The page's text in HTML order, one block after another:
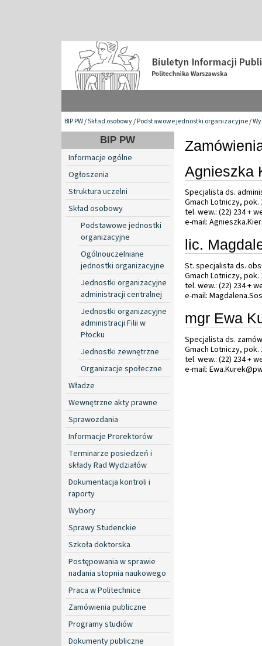
BIP PW/Skład osobowy/Podstawowe jednostki organizacyjne/
BIP PW
Informacje ogólne
Ogłoszenia
Struktura uczelni
Skład osobowy
Podstawowe jednostki
organizacyjne
Ogólnouczelniane
jednostki organizacyjne
Jednostki organizacyjne
administracji centralnej
Jednostki organizacyjne
administracji Filii w
Płocku
Jednostki zewnętrzne
Organizacje społeczne
Władze
Wewnętrzne akty prawne
Sprawozdania
Informacje Prorektorów
Terminarze posiedzeń i
składy Rad Wydziałów
Dokumentacja kontroli i
raporty
Wybory
Sprawy Studenckie
Szkoła doktorska
Postępowania w sprawie
nadania stopnia naukowego
Praca w Politechnice
Zamówienia publiczne
Programy studiów
Dokumenty publiczne
Agnieszka
Specjalista ds.
Gmach Lotniczy, pok.
tel. wew.: (22) 234 +
e-mail:
lic.
St. specjalista ds.
Gmach Lotniczy, pok.
tel. wew.: (22) 234 +
e-mail:
mgr Ewa
Specjalista ds.
Gmach Lotniczy, pok.
tel. wew.: (22) 234 +
e-mail: